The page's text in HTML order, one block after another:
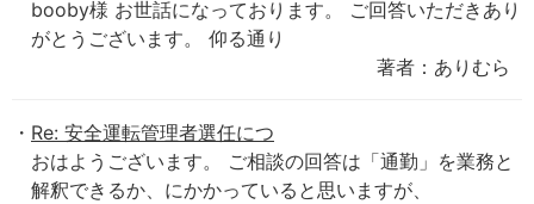
booby様 お世話になっております。 ご回答いただきあり
がとうございます。 仰る通り
著者：ありむら
Re: 安全運転管理者選任につ
おはようございます。 ご相談の回答は「通勤」を業務と
解釈できるか、にかかっていると思いますが、